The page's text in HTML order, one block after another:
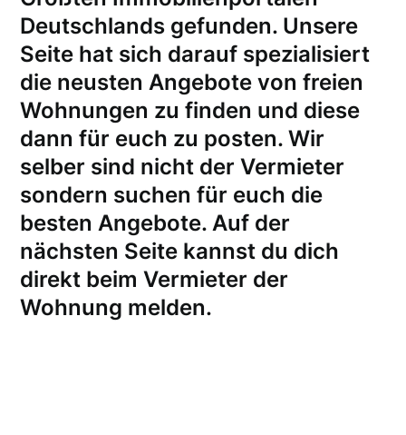
Deutschlands gefunden. Unsere
Seite hat sich darauf spezialisiert
die neusten Angebote von freien
Wohnungen zu finden und diese
dann für euch zu posten. Wir
selber sind nicht der Vermieter
sondern suchen für euch die
besten Angebote. Auf der
nächsten Seite kannst du dich
direkt beim Vermieter der
Wohnung melden.